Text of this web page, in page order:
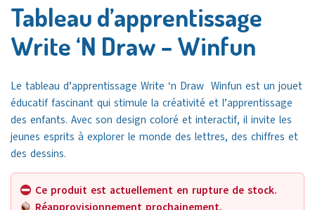
Tableau d’apprentissage
Write ‘N Draw – Winfun
Le tableau d’apprentissage Write ‘n Draw Winfun est un jouet
éducatif fascinant qui stimule la créativité et l’apprentissage
des enfants. Avec son design coloré et interactif, il invite les
jeunes esprits à explorer le monde des lettres, des chiffres et
des dessins.
Ce produit est actuellement en rupture de stock.